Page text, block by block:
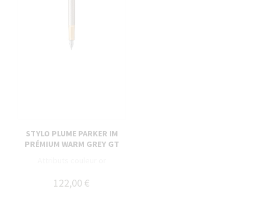
STYLO PLUME PARKER IM
PRÉMIUM WARM GREY GT
122,00 €